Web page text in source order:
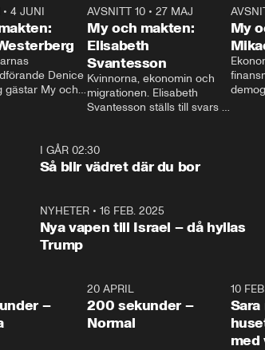
23:40
•4 JUNI
Denice
gästar My och
AVSNITT 10 •27 MAJ
My och makten:
Elisabeth
Svantesson
Kvinnorna, ekonomin och
migrationen. Elisabeth
Svantesson ställs till svars
My
I GÅR 02:30
Så blir vädret där du bor
NYHETER• 16 FEB. 2025
Nya vapen till Israel – då hyllas
Trump
4:23
–
20 APRIL
200 sekunder –
Normal
10
med